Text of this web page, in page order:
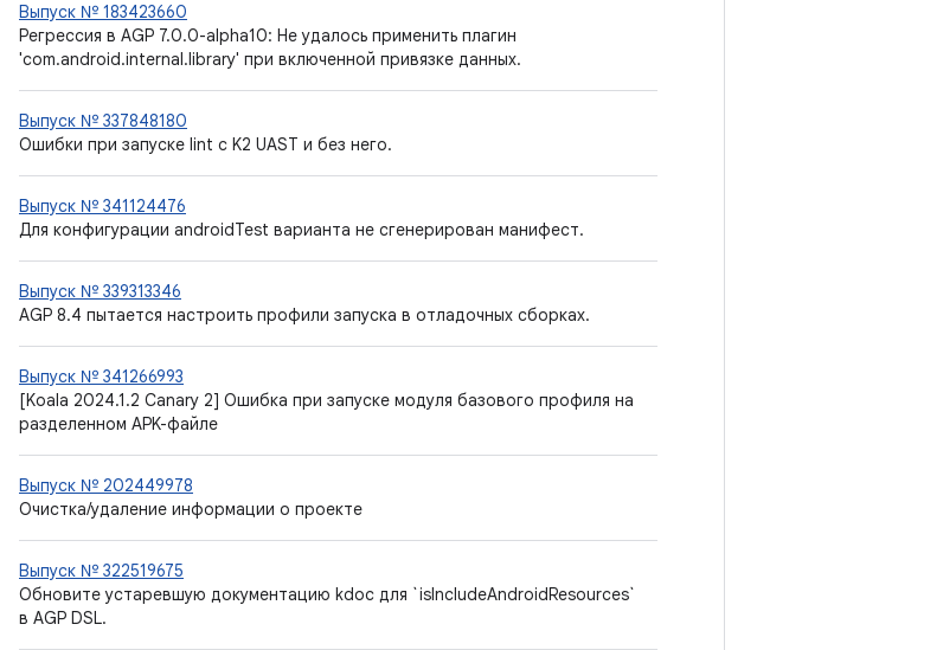
Выпуск № 183423660
Регрессия в AGP 7.0.0-alpha10: Не удалось применить плагин
'com.android.internal.library' при включенной привязке данных.
Выпуск № 337848180
Ошибки при запуске lint с K2 UAST и без него.
Выпуск № 341124476
Для конфигурации androidTest варианта не сгенерирован манифест.
Выпуск № 339313346
AGP 8.4 пытается настроить профили запуска в отладочных сборках.
Выпуск № 341266993
[Koala 2024.1.2 Canary 2] Ошибка при запуске модуля базового профиля на
разделенном APK-файле
Выпуск № 202449978
Очистка/удаление информации о проекте
Выпуск № 322519675
Обновите устаревшую документацию kdoc для `isIncludeAndroidResources`
в AGP DSL.